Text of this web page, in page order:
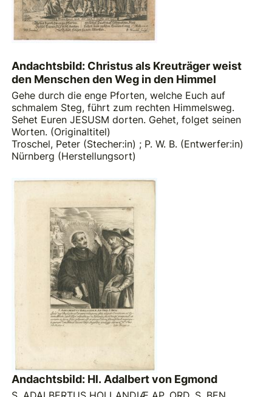
Andachtsbild: Christus als Kreuträger weist
den Menschen den Weg in den Himmel
Gehe durch die enge Pforten, welche Euch auf
schmalem Steg, führt zum rechten Himmelsweg.
Sehet Euren JESUSM dorten. Gehet, folget seinen
Worten. (Originaltitel)
Troschel, Peter (Stecher:in) ; P. W. B. (Entwerfer:in)
Nürnberg (Herstellungsort)
Andachtsbild: Hl. Adalbert von Egmond